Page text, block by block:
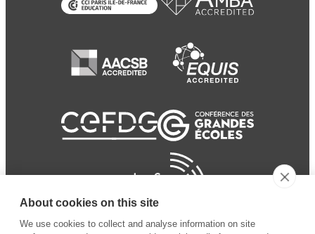
About cookies on this site
We use cookies to collect and analyse information on site